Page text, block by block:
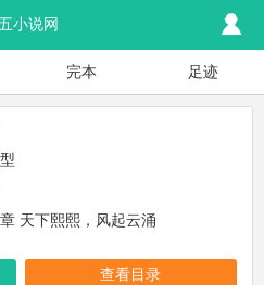
小说网
完本 足迹
天下熙熙，风起云涌
查看目录